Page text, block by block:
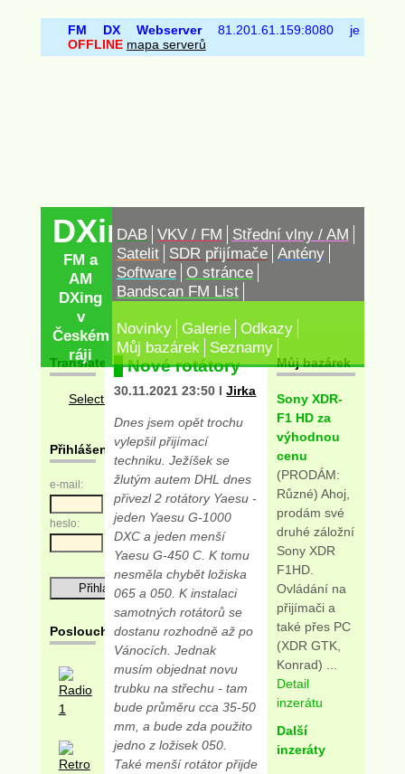
FM DX Webserver81.201.61.159:8080 je
OFFLINE mapa serverů
DXing.cz
FM a
AM
DXing
v
Českém
ráji
DAB VKV / FM
Střední vlny / AM
Satelit
SDR přijímače Antény
Software
O stránce
Bandscan FM List
Novinky Galerie Odkazy
Můj bazárek
Seznamy
Translate
Select Language ▼
Přihlášení
e-mail:
heslo:
Posloucháme
Nové rotátory
30.11.2021 23:50 IJirka
Dnes jsem opět trochu
vylepšil přijímací
techniku. Ježíšek se
žlutým autem DHL dnes
přivezl 2 rotátory Yaesu -
jeden Yaesu G-1000
DXC a jeden menší
Yaesu G-450 C. K tomu
nesměla chybět ložiska
065 a 050. K instalaci
samotných rotátorů se
dostanu rozhodně až po
Vánocích. Jednak
musím objednat novu
trubku na střechu - tam
bude průměru cca 35-50
mm, a bude zda použito
jedno z ložisek 050.
Také menší rotátor přijde
Můj bazárek
Sony XDR-
F1 HD za
výhodnou
cenu
(PRODÁM:
Různé) Ahoj,
prodám své
druhé záložní
Sony XDR
F1HD.
Ovládání na
přijímači a
také přes PC
(XDR GTK,
Konrad) ...
Detail
inzerátu
Další
inzeráty